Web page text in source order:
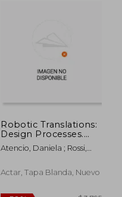
dcto. $
Robotic Translations:
Design Processes.
Latin America (en
Inglés)
Atencio, Daniela ; Rossi,
Actar, Tapa Blanda, Nuevo